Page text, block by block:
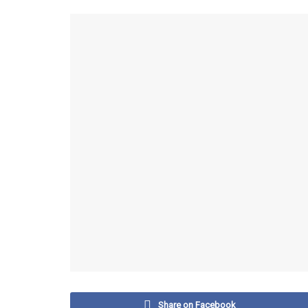
Share on Facebook